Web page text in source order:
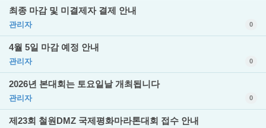
최종 마감 및 미결제자 결제 안내
관리자 0
4월 5일 마감 예정 안내
관리자 0
2026년 본대회는 토요일날 개최됩니다
관리자 0
제23회 철원DMZ 국제평화마라톤대회 접수 안내